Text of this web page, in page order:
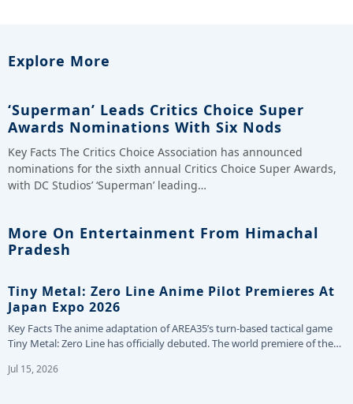
Explore More
‘Superman’ Leads Critics Choice Super
Awards Nominations With Six Nods
Key Facts The Critics Choice Association has announced
nominations for the sixth annual Critics Choice Super Awards,
with DC Studios’ ‘Superman’ leading…
More On Entertainment From Himachal
Pradesh
Tiny Metal: Zero Line Anime Pilot Premieres At
Japan Expo 2026
Key Facts The anime adaptation of AREA35’s turn-based tactical game
Tiny Metal: Zero Line has officially debuted. The world premiere of the…
Jul 15, 2026